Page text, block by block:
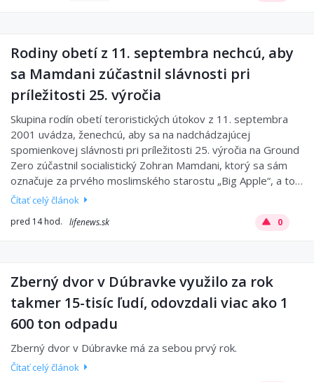
Rodiny obetí z 11. septembra nechcú, aby
sa Mamdani zúčastnil slávnosti pri
príležitosti 25. výročia
Skupina rodín obetí teroristických útokov z 11. septembra
2001 uvádza, ženechcú, aby sa na nadchádzajúcej
spomienkovej slávnosti pri príležitosti 25. výročia na Ground
Zero zúčastnil socialistický Zohran Mamdani, ktorý sa sám
označuje za prvého moslimského starostu „Big Apple“, a to…
Čítať celý článok
pred 14 hod. lifenews.sk 0
Zberný dvor v Dúbravke využilo za rok
takmer 15-tisíc ľudí, odovzdali viac ako 1
600 ton odpadu
Zberný dvor v Dúbravke má za sebou prvý rok.
Čítať celý článok